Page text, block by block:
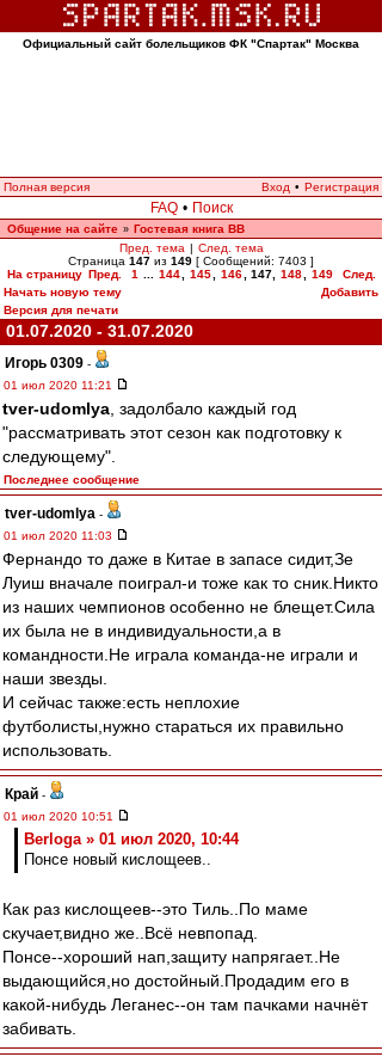
Официальный сайт болельщиков ФК "Спартак" Москва
Полная версия Вход • Регистрация
FAQ • Поиск
Общение на сайте » Гостевая книга ВВ
Пред. тема | След. тема
Страница 147 из 149 [ Сообщений: 7403 ]
На страницу Пред. 1 144 145 146 147, 148 149
След.
Начать новую тему
Добавить
Версия для печати
01.07.2020 - 31.07.2020
Игорь 0309 -
01 июл 2020 11:21
tver-udomlya , задолбало каждый год
"рассматривать этот сезон как подготовку к
следующему".
Последнее сообщение
tver-udomlya -
01 июл 2020 11:03
Фернандо то даже в Китае в запасе сидит,Зе
Луиш вначале поиграл-и тоже как то сник.Никто
из наших чемпионов особенно не блещет.Сила
их была не в индивидуальности,а в
командности.Не играла команда-не играли и
наши звезды.
И сейчас также:есть неплохие
футболисты,нужно стараться их правильно
использовать.
Край -
01 июл 2020 10:51
Berloga » 01 июл 2020, 10:44
Понсе новый кислощеев..
Как раз кислощеев--это Тиль..По маме
скучает,видно же..Всё невпопад.
Понсе--хороший нап,защиту напрягает..Не
выдающийся,но достойный.Продадим его в
какой-нибудь Леганес--он там пачками начнёт
забивать.